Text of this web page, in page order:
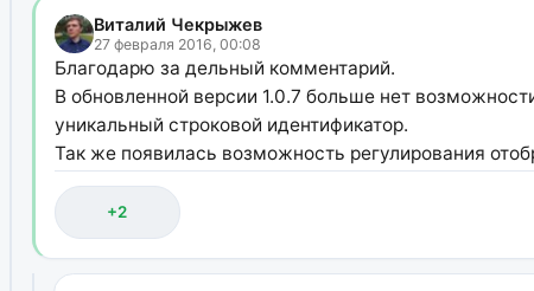
Виталий Чекрыжев
27 февраля 2016, 00:08
Благодарю за дельный комментарий.
В обновленной версии 1.0.7 больше нет
уникальный строковой идентификатор.
Так же появилась возможность регулирования
+2